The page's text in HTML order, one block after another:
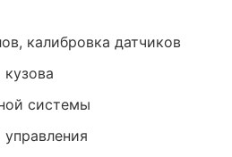
калибровка датчиков
системы